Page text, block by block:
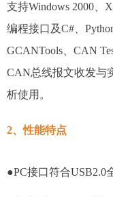
支持Windows 2000、
编程接口及C#、
GCANTools、CAN
CAN总线报文收发与
析使用。
2、性能特点
●PC接口符合USB2.0